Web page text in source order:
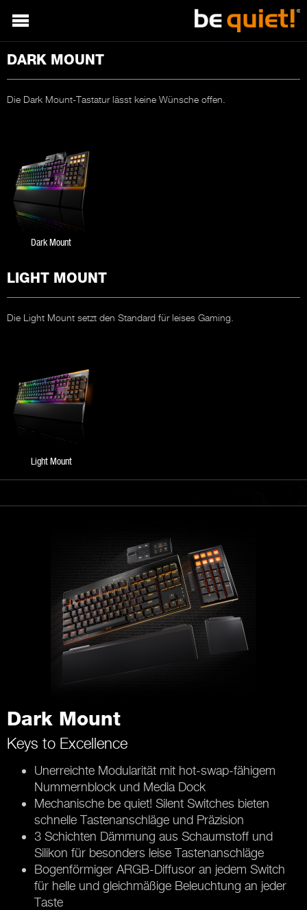
DARK MOUNT
Die Dark Mount-Tastatur lässt keine Wünsche offen.
Dark Mount
LIGHT MOUNT
Die Light Mount setzt den Standard für leises Gaming.
Light Mount
Dark Mount
Keys to Excellence
Unerreichte Modularität mit hot-swap-fähigem
Nummernblock und Media Dock
Mechanische be quiet! Silent Switches bieten
schnelle Tastenanschläge und Präzision
3 Schichten Dämmung aus Schaumstoff und
Silikon für besonders leise Tastenanschläge
Bogenförmiger ARGB-Diffusor an jedem Switch
für helle und gleichmäßige Beleuchtung an jeder
Taste